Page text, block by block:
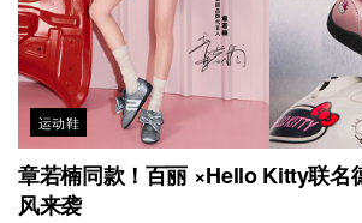
运动鞋
章若楠同款！百丽 ×Hello Kitty联名
风来袭